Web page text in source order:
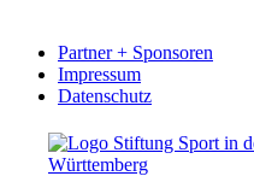
Partner + Sponsoren
Impressum
Datenschutz